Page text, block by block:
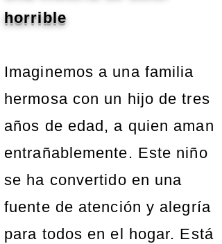
horrible
Imaginemos a una familia
hermosa con un hijo de tres
años de edad, a quien aman
entrañablemente. Este niño
se ha convertido en una
fuente de atención y alegría
para todos en el hogar. Está